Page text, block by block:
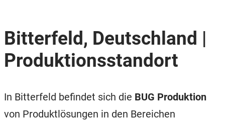
Bitterfeld, Deutschland |
Produktionsstandort
In Bitterfeld befindet sich die BUG Produktion
von Produktlösungen in den Bereichen